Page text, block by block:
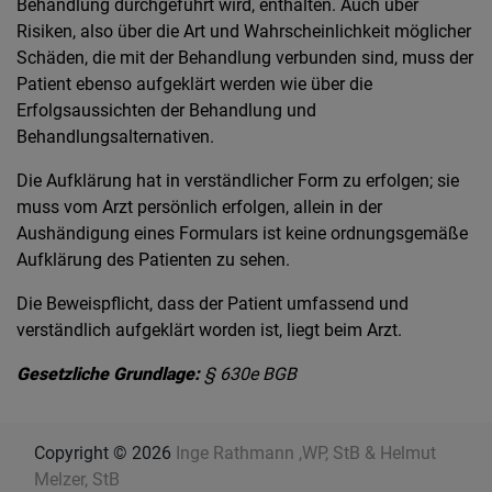
Behandlung durchgeführt wird, enthalten. Auch über
Risiken, also über die Art und Wahrscheinlichkeit möglicher
Schäden, die mit der Behandlung verbunden sind, muss der
Patient ebenso aufgeklärt werden wie über die
Erfolgsaussichten der Behandlung und
Behandlungsalternativen.
Die Aufklärung hat in verständlicher Form zu erfolgen; sie
muss vom Arzt persönlich erfolgen, allein in der
Aushändigung eines Formulars ist keine ordnungsgemäße
Aufklärung des Patienten zu sehen.
Die Beweispflicht, dass der Patient umfassend und
verständlich aufgeklärt worden ist, liegt beim Arzt.
Gesetzliche Grundlage:§ 630e BGB
Copyright © 2026 Inge Rathmann ,WP, StB & Helmut
Melzer, StB